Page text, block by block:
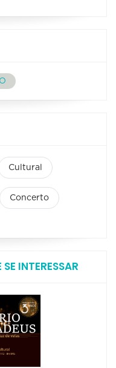
Cultural
Concerto
INTERESSAR